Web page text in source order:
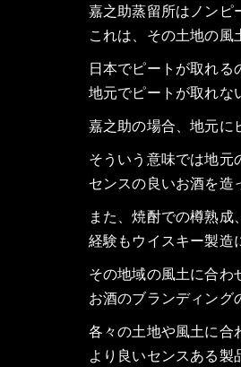
嘉之助蒸留所はノンピ
これは、その土地の風
日本でピートが取れる
地元でピートが取れな
嘉之助の場合、地元に
そういう意味では地元
センスの良いお酒を造
また、焼酎での樽熟
経験もウイスキー製造
その地域の風土に合わ
お酒のブランディング
各々の土地や風土に合
より良いセンスある製